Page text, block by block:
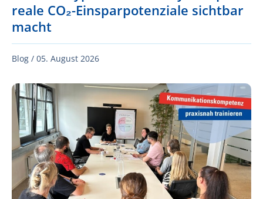
reale CO₂-Einsparpotenziale sichtbar
macht
Blog / 05. August 2026